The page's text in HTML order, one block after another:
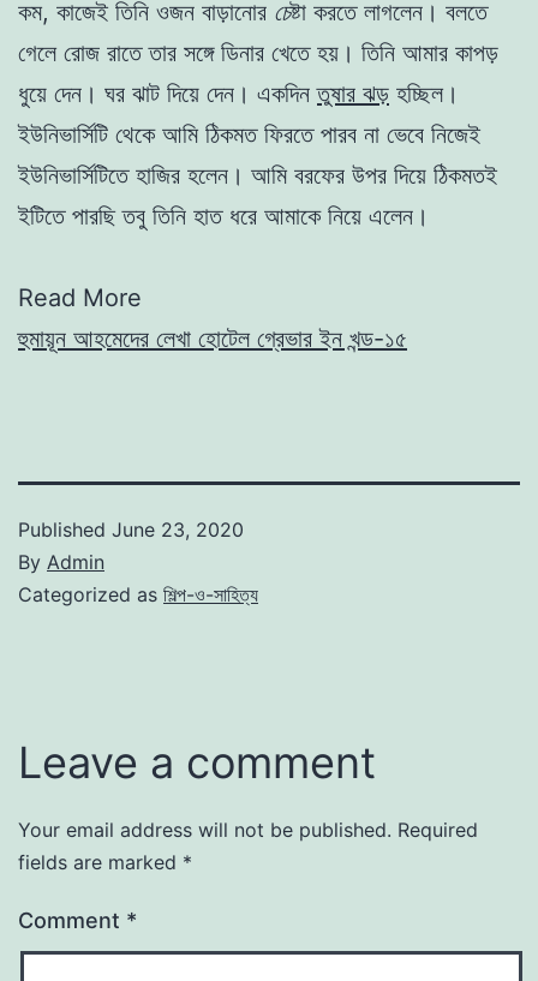
কম, কাজেই তিনি ওজন বাড়ানাের চেষ্টা করতে লাগলেন। বলতে
গেলে রােজ রাতে তার সঙ্গে ডিনার খেতে হয়। তিনি আমার কাপড়
ধুয়ে দেন। ঘর ঝাট দিয়ে দেন। একদিনতুষার ঝড় হচ্ছিল।
ইউনিভার্সিটি থেকে আমি ঠিকমত ফিরতে পারব না ভেবে নিজেই
ইউনিভার্সিটিতে হাজির হলেন। আমি বরফের উপর দিয়ে ঠিকমতই
ইটিতে পারছি তবু তিনি হাত ধরে আমাকে নিয়ে এলেন।
Read More
হুমায়ূন আহমেদের লেখা হোটেল গ্রেভার ইন খন্ড-১৫
Published June 23, 2020
By Admin
Categorized as শিল্প-ও-সাহিত্য
Leave a comment
Your email address will not be published. Required
fields are marked *
Comment *